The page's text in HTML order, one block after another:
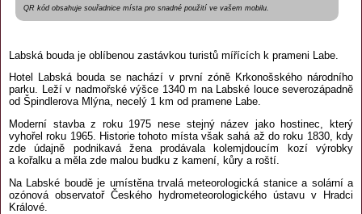
QR kód obsahuje souřadnice místa pro snadné použití ve vašem mobilu.
Labská bouda je oblíbenou zastávkou turistů mířících k prameni Labe.
Hotel Labská bouda se nachází v první zóně Krkonošského národního
parku. Leží v nadmořské výšce 1340 m na Labské louce severozápadně
od Špindlerova Mlýna, necelý 1 km od pramene Labe.
Moderní stavba z roku 1975 nese stejný název jako hostinec, který
vyhořel roku 1965. Historie tohoto místa však sahá až do roku 1830, kdy
zde údajně podnikavá žena prodávala kolemjdoucím kozí výrobky
a kořalku a měla zde malou budku z kamení, kůry a roští.
Na Labské boudě je umístěna trvalá meteorologická stanice a solární a
ozónová observatoř Českého hydrometeorologického ústavu v Hradci
Králové.